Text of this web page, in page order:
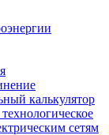
калькулятор
сетям